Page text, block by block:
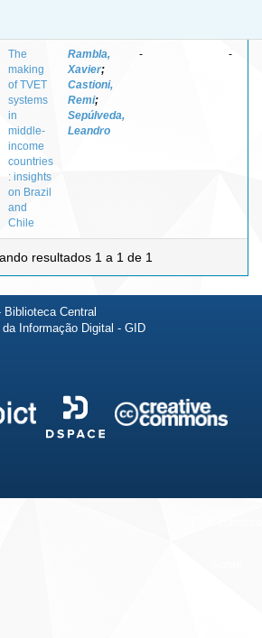
The
making
of TVET
systems
in
middle-
income
countries
: insights
on Brazil
and
Chile
Rambla,
Xavier;
Castioni,
Remi;
Sepúlveda,
Leandro
- -
resultados 1 a 1 de 1
Central
Informação Digital - GID